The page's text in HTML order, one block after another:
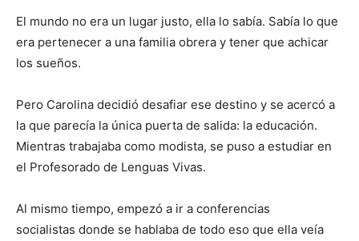
El mundo no era un lugar justo, ella lo sabía. Sabía lo que
era pertenecer a una familia obrera y tener que achicar
los sueños.
Pero Carolina decidió desafiar ese destino y se acercó a
la que parecía la única puerta de salida: la educación.
Mientras trabajaba como modista, se puso a estudiar en
el Profesorado de Lenguas Vivas.
Al mismo tiempo, empezó a ir a conferencias
socialistas donde se hablaba de todo eso que ella veía